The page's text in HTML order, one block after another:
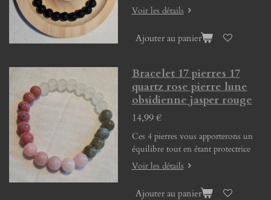
Voir les détails
Ajouter au panier
Bracelet 17 pierres 17
quartz rose pierre lune
obsidienne jasper rouge
14,99 €
Ces 4 pierres vous apporterons un
équilibre tout en étant protectrice
Voir les détails
Ajouter au panier